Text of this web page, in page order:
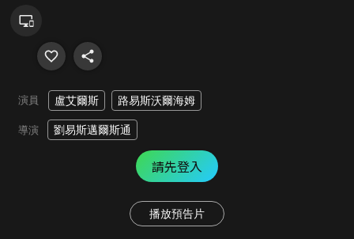
演員 盧艾爾斯 路易斯沃爾海姆
導演 劉易斯邁爾斯通
請先登入
播放預告片